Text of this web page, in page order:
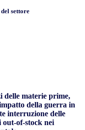
settore
delle materie prime,
della guerra in
interruzione delle
of-stock nei